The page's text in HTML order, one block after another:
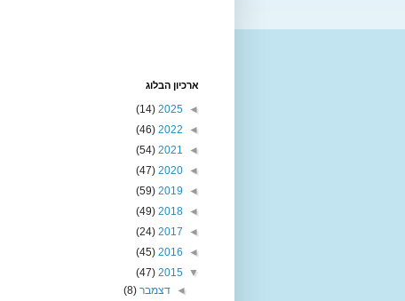
ארכיון הבלוג
◄
2025
(14)
◄
2022
(46)
◄
2021
(54)
◄
2020
(47)
◄
2019
(59)
◄
2018
(49)
◄
2017
(24)
◄
2016
(45)
▼
2015
(47)
◄דצמבר(8)